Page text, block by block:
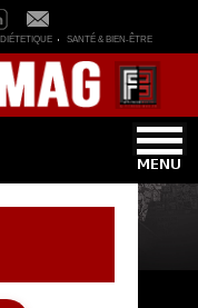
DIÉTETIQUE SANTÉ & BIEN-ÊTRE